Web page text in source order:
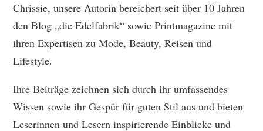
Chrissie, unsere Autorin bereichert seit über 10 Jahren
den Blog „die Edelfabrik“ sowie Printmagazine mit
ihren Expertisen zu Mode, Beauty, Reisen und
Lifestyle.
Ihre Beiträge zeichnen sich durch ihr umfassendes
Wissen sowie ihr Gespür für guten Stil aus und bieten
Leserinnen und Lesern inspirierende Einblicke und